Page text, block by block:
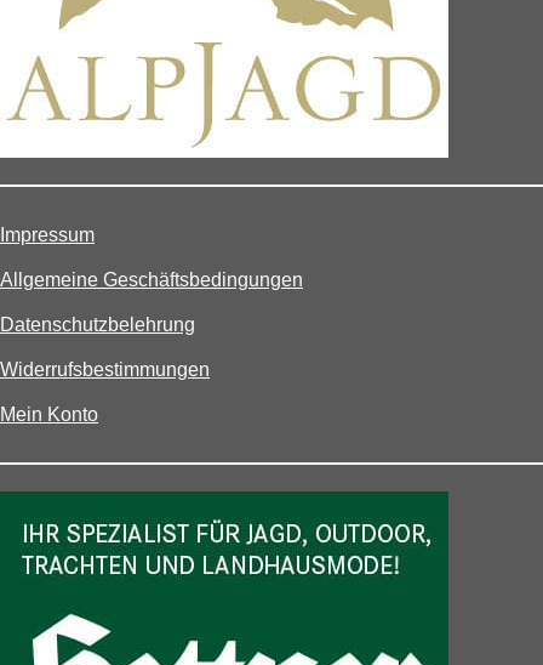
Impressum
Allgemeine Geschäftsbedingungen
Datenschutzbelehrung
Widerrufsbestimmungen
Mein Konto